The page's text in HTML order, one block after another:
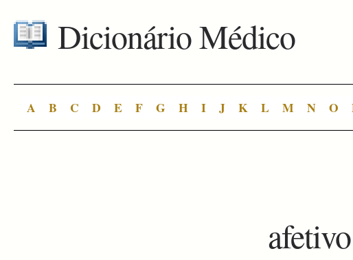
Dicionário Médico
A B C D E F G H I J K L M N O
afetivo